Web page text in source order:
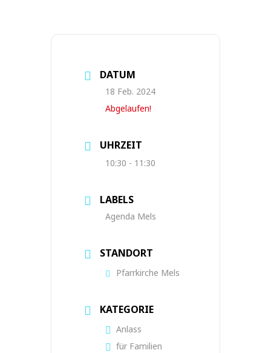
DATUM
18 Feb. 2024
Abgelaufen!
UHRZEIT
10:30 - 11:30
LABELS
Agenda Mels
STANDORT
Pfarrkirche Mels
KATEGORIE
Anlass
für Familien